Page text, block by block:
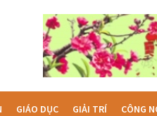
GIÁO DỤC GIẢI TRÍ CÔNG